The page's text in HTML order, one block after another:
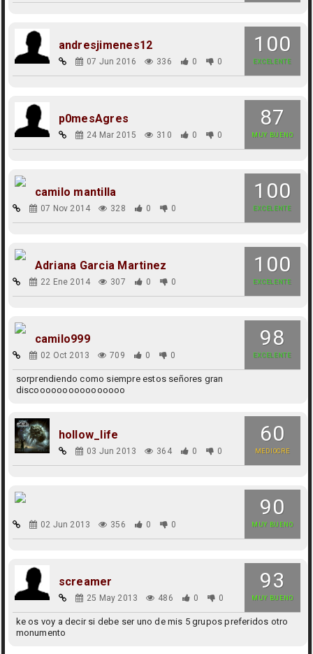
100
EXCELENTE
andresjimenes12
07 Jun 2016 336 0 0
87
MUY BUENO
p0mesAgres
24 Mar 2015 310 0 0
100
EXCELENTE
camilo mantilla
07 Nov 2014 328 0 0
100
EXCELENTE
Adriana Garcia Martinez
22 Ene 2014 307 0 0
98
EXCELENTE
camilo999
02 Oct 2013 709 0 0
sorprendiendo como siempre estos señores gran
discoooooooooooooooo
60
MEDIOCRE
hollow_life
03 Jun 2013 364 0 0
90
MUY BUENO
02 Jun 2013 356 0 0
93
MUY BUENO
screamer
25 May 2013 486 0 0
ke os voy a decir si debe ser uno de mis 5 grupos preferidos otro
monumento